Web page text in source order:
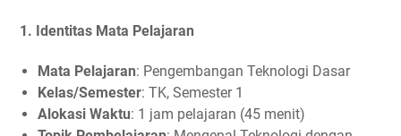
1. Identitas Mata Pelajaran
Mata Pelajaran: Pengembangan Teknologi Dasar
Kelas/Semester: TK, Semester 1
Alokasi Waktu: 1 jam pelajaran (45 menit)